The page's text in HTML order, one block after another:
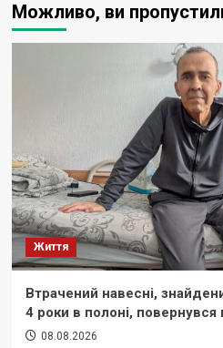
Можливо, ви
Життя
Втрачений навесні,
4 роки в полоні, повернувся
08.08.2026